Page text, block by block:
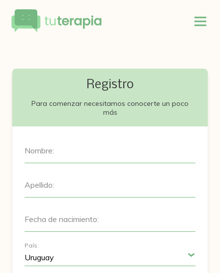
Registro
Para comenzar necesitamos conocerte un poco
más
Nombre:
Apellido:
Fecha de nacimiento:
País: